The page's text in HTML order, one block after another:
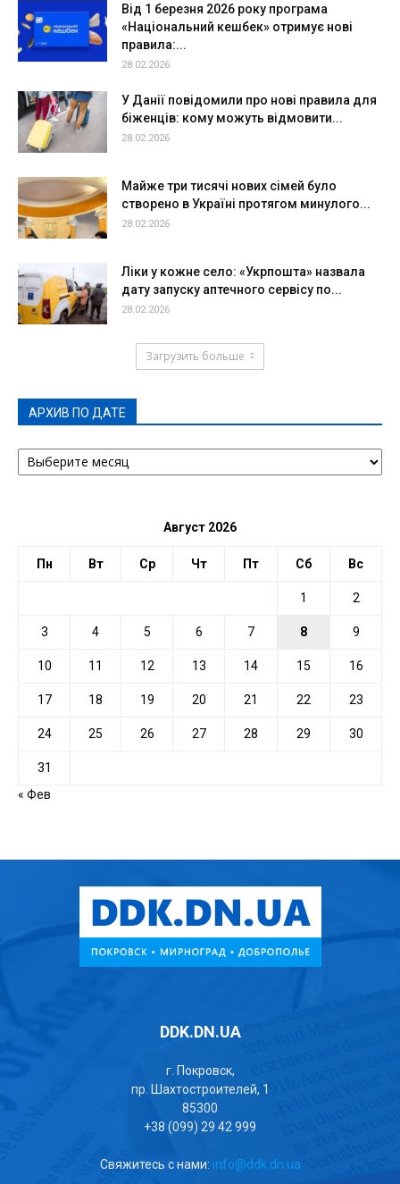
Від 1 березня 2026 року програма
«Національний кешбек» отримує нові
правила:...
28.02.2026
У Данії повідомили про нові правила для
біженців: кому можуть відмовити...
28.02.2026
Майже три тисячі нових сімей було
створено в Україні протягом минулого...
28.02.2026
Ліки у кожне село: «Укрпошта» назвала
дату запуску аптечного сервісу по...
28.02.2026
Загрузить больше
АРХИВ ПО ДАТЕ
АРХИВ
ПО
Август 2026
Пн Вт Ср Чт Пт Сб Вс
1 2
3 4 5 6 7 8 9
10 11 12 13 14 15 16
17 18 19 20 21 22 23
24 25 26 27 28 29 30
31
« Фев
DDK.DN.UA
г. Покровск,
пр. Шахтостроителей, 1
85300
+38 (099) 29 42 999
Свяжитесь с нами: info@ddk.dn.ua